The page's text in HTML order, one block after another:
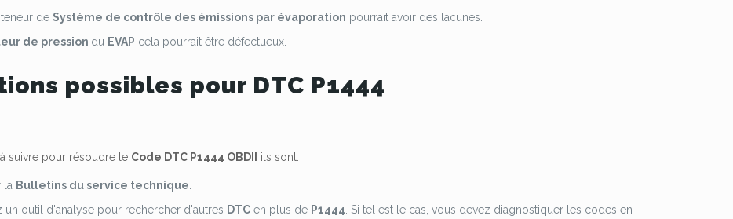
deSystème de contrôle des émissions par évaporation pourrait avoir des lacunes.
de pression du EVAP cela pourrait être défectueux.
possibles pour DTC P1444
à suivre pour résoudre le Code DTC P1444 OBDII ils sont:
la Bulletins du service technique
un outil d'analyse pour rechercher d'autres DTC en plus de P1444 . Si tel est le cas, vous devez diagnostiquer les codes en